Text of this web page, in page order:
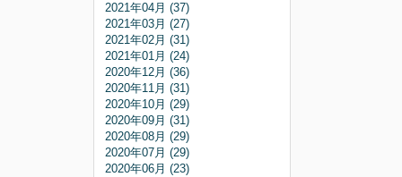
2021年04月 (37)
2021年03月 (27)
2021年02月 (31)
2021年01月 (24)
2020年12月 (36)
2020年11月 (31)
2020年10月 (29)
2020年09月 (31)
2020年08月 (29)
2020年07月 (29)
2020年06月 (23)